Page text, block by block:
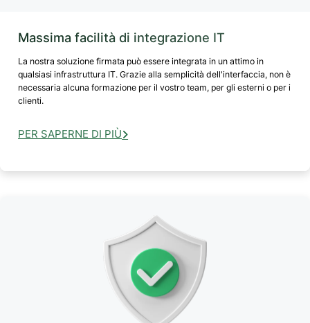
Massima facilità di integrazione IT
La nostra soluzione firmata può essere integrata in un attimo in
qualsiasi infrastruttura IT. Grazie alla semplicità dell'interfaccia, non è
necessaria alcuna formazione per il vostro team, per gli esterni o per i
clienti.
PER SAPERNE DI PIÙ